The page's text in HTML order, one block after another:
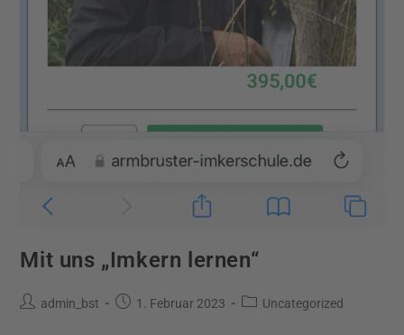
Mit uns „Imkern lernen“
admin_bst 1. Februar 2023 Uncategorized